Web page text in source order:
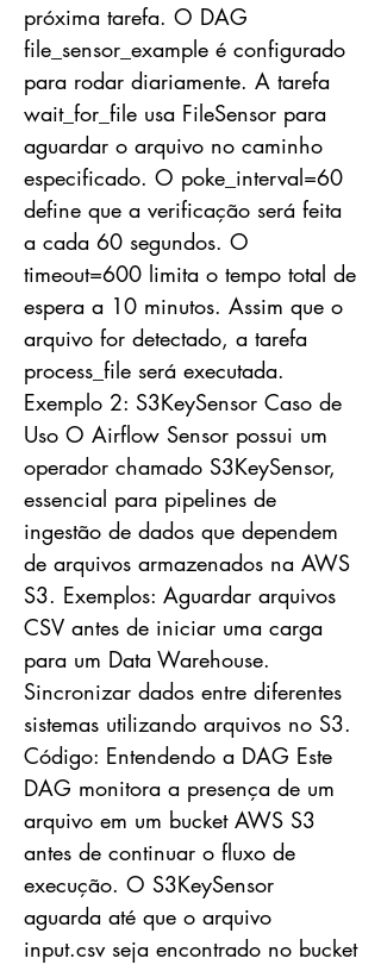
próxima tarefa. O DAG
file_sensor_example é configurado
para rodar diariamente. A tarefa
wait_for_file usa FileSensor para
aguardar o arquivo no caminho
especificado. O poke_interval=60
define que a verificação será feita
a cada 60 segundos. O
timeout=600 limita o tempo total de
espera a 10 minutos. Assim que o
arquivo for detectado, a tarefa
process_file será executada.
Exemplo 2: S3KeySensor Caso de
Uso O Airflow Sensor possui um
operador chamado S3KeySensor,
essencial para pipelines de
ingestão de dados que dependem
de arquivos armazenados na AWS
S3. Exemplos: Aguardar arquivos
CSV antes de iniciar uma carga
para um Data Warehouse.
Sincronizar dados entre diferentes
sistemas utilizando arquivos no S3.
Código: Entendendo a DAG Este
DAG monitora a presença de um
arquivo em um bucket AWS S3
antes de continuar o fluxo de
execução. O S3KeySensor
aguarda até que o arquivo
input.csv seja encontrado no bucket